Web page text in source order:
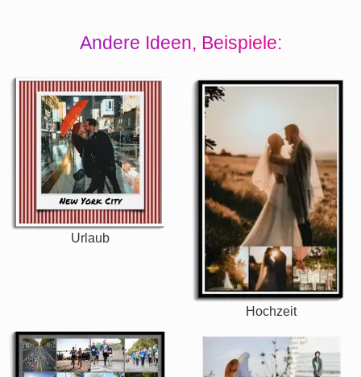
Andere Ideen, Beispiele:
Urlaub
Hochzeit